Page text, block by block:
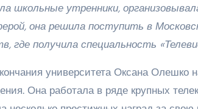
школьные утренники,
она решила поступить в
где получила специальность
университета Оксана Олешко
Она работала в ряде крупных